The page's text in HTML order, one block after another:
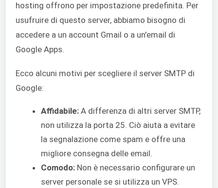
hosting offrono per impostazione predefinita. Per
usufruire di questo server, abbiamo bisogno di
accedere a un account Gmail o a un'email di
Google Apps.
Ecco alcuni motivi per scegliere il server SMTP di
Google:
Affidabile: A differenza di altri server SMTP,
non utilizza la porta 25. Ciò aiuta a evitare
la segnalazione come spam e offre una
migliore consegna delle email.
Comodo: Non è necessario configurare un
server personale se si utilizza un VPS.